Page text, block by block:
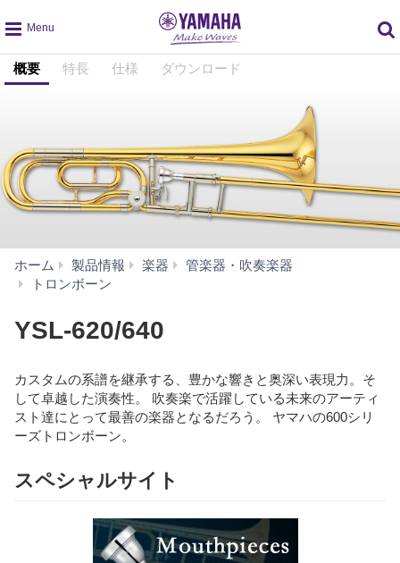
global
navigation
概要 特長 仕様 ダウンロード
ホーム 製品情報 楽器
管楽器・吹奏楽器
トロンボーン
YSL-620/640
カスタムの系譜を継承する、豊かな響きと奥深い表現力。そ
して卓越した演奏性。 吹奏楽で活躍している未来のアーティ
スト達にとって最善の楽器となるだろう。 ヤマハの600シリ
ーズトロンボーン。
スペシャルサイト